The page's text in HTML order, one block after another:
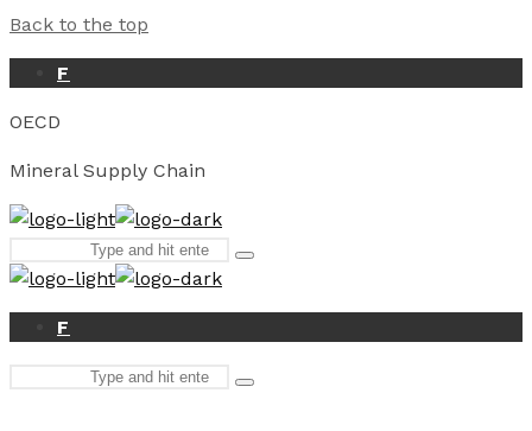
Back to the top
F
OECD
Mineral Supply Chain
for:
Type
enter
F
Type